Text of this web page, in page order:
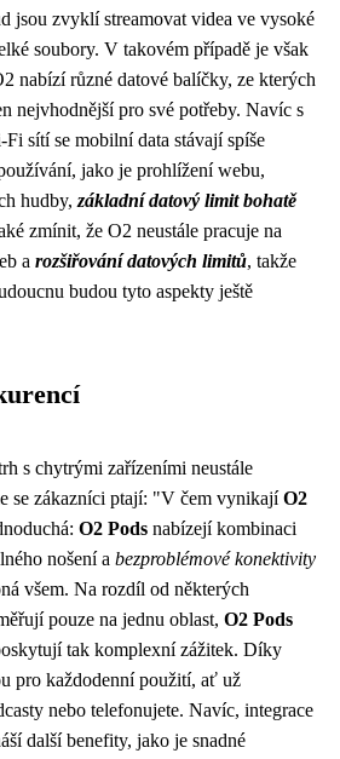
jsou zvyklí streamovat videa ve vysoké
soubory. V takovém případě je však
nabízí různé datové balíčky, ze kterých
nejvhodnější pro své potřeby. Navíc s
sítí se mobilní data stávají spíše
jako je prohlížení webu,
hudby, základní datový limit bohatě
zmínit, že O2 neustále pracuje na
a rozšiřování datových limitů, takže
budou tyto aspekty ještě
s chytrými zařízeními neustále
se zákazníci ptají: "V čem vynikajíO2
O2 Pods nabízejí kombinaci
nošení a bezproblémové konektivity
všem. Na rozdíl od některých
pouze na jednu oblast, O2 Pods
tak komplexní zážitek. Díky
pro každodenní použití, ať už
nebo telefonujete. Navíc, integrace
další benefity, jako je snadné